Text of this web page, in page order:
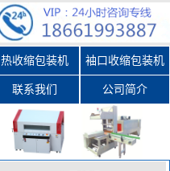
热收缩包装机 袖口收缩包装机
联系我们 公司简介